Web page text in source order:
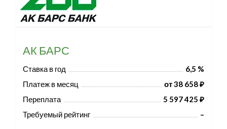
АК БАРС
Ставка в год
6,5 %
Платеж в месяц
от 38 658 ₽
Переплата
5 597 425 ₽
Требуемый рейтинг
–